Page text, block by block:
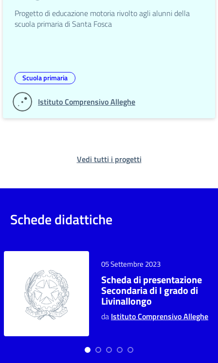
Progetto di educazione motoria rivolto agli alunni della
scuola primaria di Santa Fosca
Scuola primaria
Istituto Comprensivo Alleghe
Vedi tutti i progetti
Schede didattiche
05 Settembre 2023
Scheda di presentazione
Secondaria di I grado di
Livinallongo
da Istituto Comprensivo Alleghe